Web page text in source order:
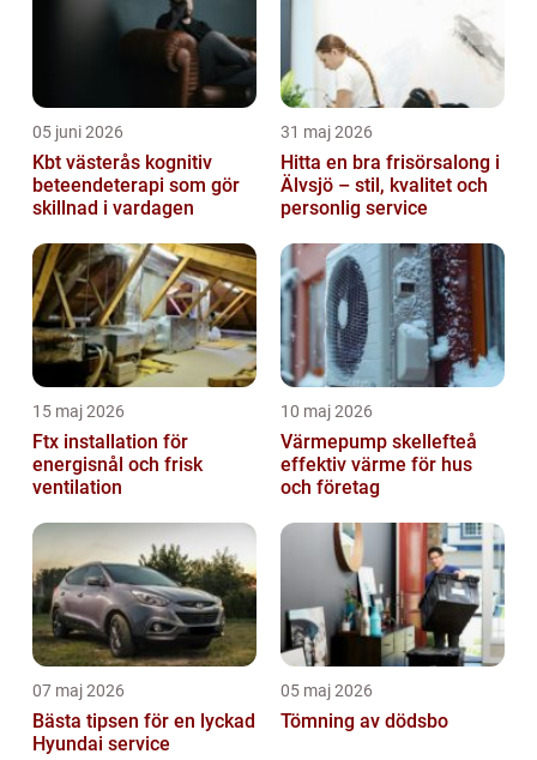
05 juni 2026
Kbt västerås kognitiv
beteendeterapi som gör
skillnad i vardagen
31 maj 2026
Hitta en bra frisörsalong i
Älvsjö – stil, kvalitet och
personlig service
15 maj 2026
Ftx installation för
energisnål och frisk
ventilation
10 maj 2026
Värmepump skellefteå
effektiv värme för hus
och företag
07 maj 2026
Bästa tipsen för en lyckad
Hyundai service
05 maj 2026
Tömning av dödsbo